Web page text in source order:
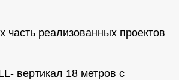
часть реализованных проектов
вертикал 18 метров с